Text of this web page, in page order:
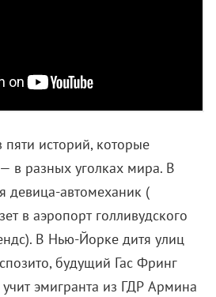
историй, которые
в разных уголках мира. В
девица-автомеханик (
в аэропорт голливудского
В Нью-Йорке дитя улиц
будущий Гас Фринг
эмигранта из ГДР Армина